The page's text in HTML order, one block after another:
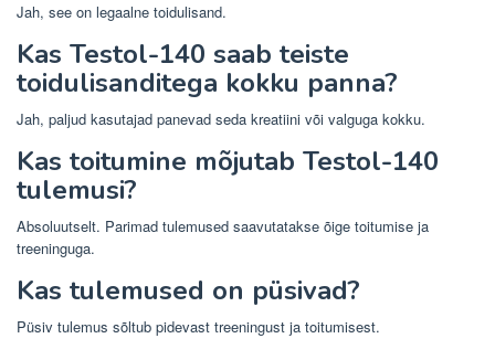
Jah, see on legaalne toidulisand.
Kas Testol-140 saab teiste
toidulisanditega kokku panna?
Jah, paljud kasutajad panevad seda kreatiini või valguga kokku.
Kas toitumine mõjutab Testol-140
tulemusi?
Absoluutselt. Parimad tulemused saavutatakse õige toitumise ja
treeninguga.
Kas tulemused on püsivad?
Püsiv tulemus sõltub pidevast treeningust ja toitumisest.